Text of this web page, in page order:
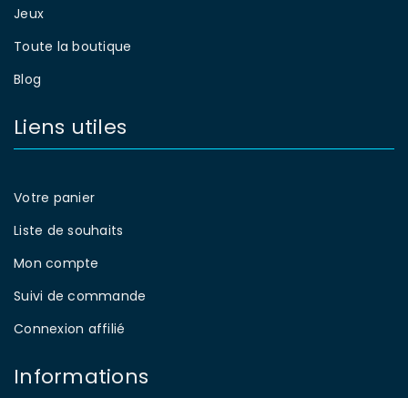
Jeux
Toute la boutique
Blog
Liens utiles
Votre panier
Liste de souhaits
Mon compte
Suivi de commande
Connexion affilié
Informations